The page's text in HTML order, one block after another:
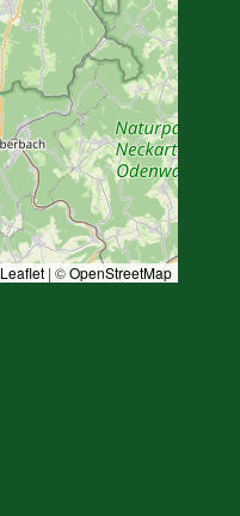
Leaflet | ©OpenStreetMap